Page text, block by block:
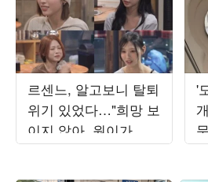
르센느, 알고보니 탈퇴
위기 있었다…"희망 보
이지 않아, 원이가 부
모님 설득" ('전참시')
'